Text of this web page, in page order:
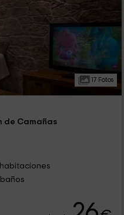
17 Fotos
de Camañas